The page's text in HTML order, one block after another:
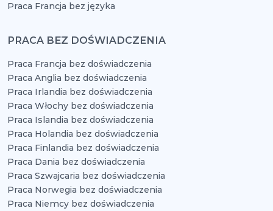
Praca Francja bez języka
PRACA BEZ DOŚWIADCZENIA
Praca Francja bez doświadczenia
Praca Anglia bez doświadczenia
Praca Irlandia bez doświadczenia
Praca Włochy bez doświadczenia
Praca Islandia bez doświadczenia
Praca Holandia bez doświadczenia
Praca Finlandia bez doświadczenia
Praca Dania bez doświadczenia
Praca Szwajcaria bez doświadczenia
Praca Norwegia bez doświadczenia
Praca Niemcy bez doświadczenia